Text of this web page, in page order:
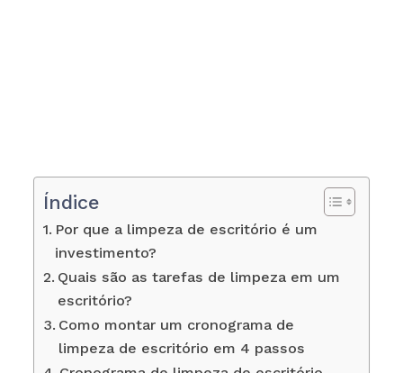
Índice
Por que a limpeza de escritório é um
investimento?
Quais são as tarefas de limpeza em um
escritório?
Como montar um cronograma de
limpeza de escritório em 4 passos